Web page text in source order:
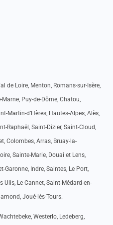
de Loire, Menton, Romans-sur-Isère,
Puy-de-Dôme, Chatou,
Martin-d’Hères, Hautes-Alpes, Alès,
Raphaël, Saint-Dizier, Saint-Cloud,
Colombes, Arras, Bruay-la-
Sainte-Marie, Douai et Lens,
Garonne, Indre, Saintes, Le Port,
Ulis, Le Cannet, Saint-Médard-en-
Joué-lès-Tours.
Westerlo, Ledeberg,